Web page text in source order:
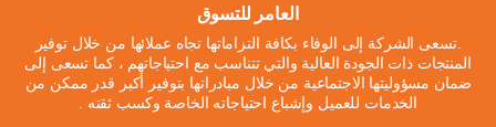
العامر للتسوق
.تسعى الشركة إلى الوفاء بكافة التزاماتها تجاه عملائها من خلال توفير
المنتجات ذات الجودة العالية والتي تتناسب مع احتياجاتهم ، كما تسعى إلى
ضمان مسؤوليتها الاجتماعية من خلال مبادراتها بتوفير أكبر قدر ممكن من
الخدمات للعميل وإشباع احتياجاته الخاصة وكسب ثقته .